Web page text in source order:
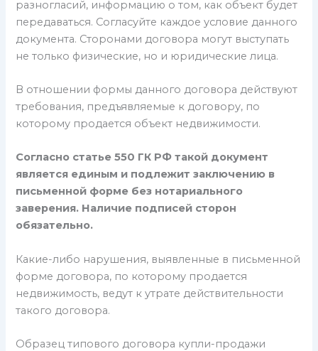
разногласий, информацию о том, как объект будет
передаваться. Согласуйте каждое условие данного
документа. Сторонами договора могут выступать
не только физические, но и юридические лица.
В отношении формы данного договора действуют
требования, предъявляемые к договору, по
которому продается объект недвижимости.
Согласно статье 550 ГК РФ такой документ
является единым и подлежит заключению в
письменной форме без нотариального
заверения. Наличие подписей сторон
обязательно.
Какие-либо нарушения, выявленные в письменной
форме договора, по которому продается
недвижимость, ведут к утрате действительности
такого договора.
Образец типового договора купли-продажи